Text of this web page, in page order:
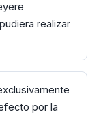
realizar
por la